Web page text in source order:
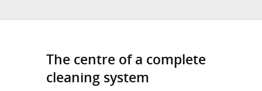
The centre of a complete
cleaning system​